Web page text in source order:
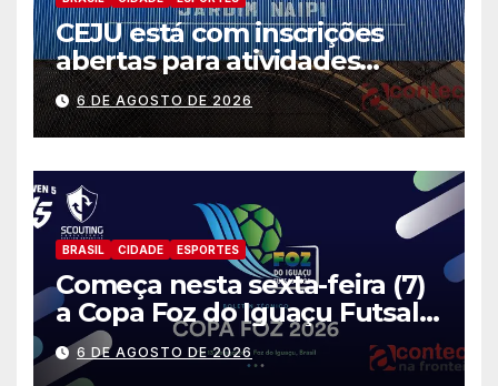
CEJU está com inscrições
abertas para atividades
gratuitas
6 DE AGOSTO DE 2026
BRASIL CIDADE ESPORTES
Começa nesta sexta-feira (7)
a Copa Foz do Iguaçu Futsal
2026 com equipes de quatro
países
6 DE AGOSTO DE 2026